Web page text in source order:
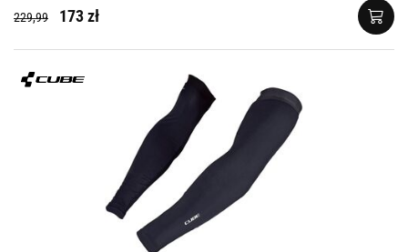
229,99 173 zł